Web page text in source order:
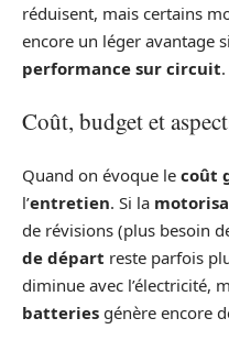
réduisent, mais certains
encore un léger avantage
performance sur circuit.
Coût, budget et
Quand on évoque le coût
l’entretien. Si la
de révisions (plus besoin
de départ reste parfois
diminue avec l’électricité,
batteries génère encore